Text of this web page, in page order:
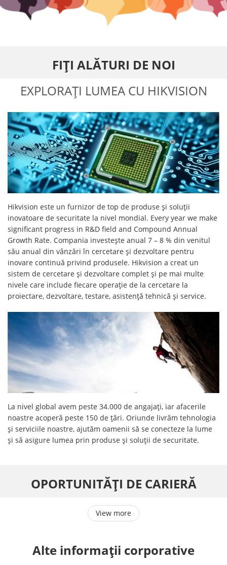
FIȚI ALĂTURI DE NOI
EXPLORAȚI LUMEA CU HIKVISION
Hikvision este un furnizor de top de produse şi soluţii
inovatoare de securitate la nivel mondial. Every year we make
significant progress in R&D field and Compound Annual
Growth Rate. Compania investeşte anual 7 – 8 % din venitul
său anual din vânzări în cercetare şi dezvoltare pentru
inovare continuă privind produsele. Hikvision a creat un
sistem de cercetare şi dezvoltare complet şi pe mai multe
nivele care include fiecare operaţie de la cercetare la
proiectare, dezvoltare, testare, asistenţă tehnică şi service.
La nivel global avem peste 34.000 de angajați, iar afacerile
noastre acoperă peste 150 de țări. Oriunde livrăm tehnologia
și serviciile noastre, ajutăm oamenii să se conecteze la lume
și să asigure lumea prin produse și soluții de securitate.
OPORTUNITĂȚI DE CARIERĂ
View more
Alte informații corporative